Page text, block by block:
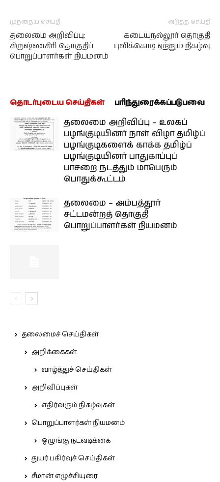
முந்தைய செய்தி
தலைமை அறிவிப்பு:
கிருஷ்ணகிரி தொகுதிப்
பொறுப்பாளர்கள் நியமனம்
அடுத்த செய்தி
கடையநல்லூர் தொகுதி
புலிக்கொடி ஏற்றும் நிகழ்வு
தொடர்புடைய செய்திகள் பரிந்துரைக்கப்படுபவை
தலைமை அறிவிப்பு – உலகப்
பழங்குடியினர் நாள் விழா தமிழ்ப்
பழங்குடிகளைக் காக்க தமிழ்ப்
பழங்குடியினர் பாதுகாப்புப்
பாசறை நடத்தும் மாபெரும்
பொதுக்கூட்டம்
தலைமை – அம்பத்தூர்
சட்டமன்றத் தொகுதி
பொறுப்பாளர்கள் நியமனம்
தலைமைச் செய்திகள்
அறிக்கைகள்
வாழ்த்துச் செய்திகள்
அறிவிப்புகள்
எதிர்வரும் நிகழ்வுகள்
பொறுப்பாளர்கள் நியமனம்
ஒழுங்கு நடவடிக்கை
துயர் பகிர்வுச் செய்திகள்
சீமான் எழுச்சியுரை